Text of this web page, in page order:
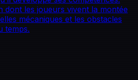
dont les joueurs vivent la montée
mécaniques et les obstacles
temps.